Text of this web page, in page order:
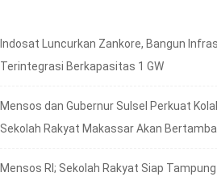
Indosat Luncurkan Zankore, Bangun
Terintegrasi Berkapasitas 1 GW
Mensos dan Gubernur Sulsel Perkuat
Sekolah Rakyat Makassar Akan
Mensos RI; Sekolah Rakyat Siap